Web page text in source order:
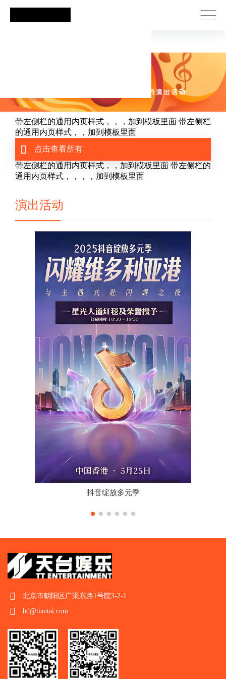
PG娱乐
带左侧栏的通用内页样式，，，加到模板里面 带左侧栏
的通用内页样式，，加到模板里面
点击查看所有
带左侧栏的通用内页样式，，加到模板里面 带左侧栏的
通用内页样式，，，，加到模板里面
演出活动
抖音绽放多元季
北京市朝阳区广渠东路1号院3-2-1
bd@tiantai.com